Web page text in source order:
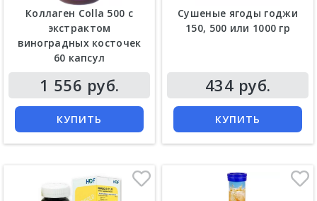
Коллаген Colla 500 с
экстрактом
виноградных косточек
60 капсул
1 556 руб.
КУПИТЬ
Сушеные ягоды годжи
150, 500 или 1000 гр
434 руб.
КУПИТЬ